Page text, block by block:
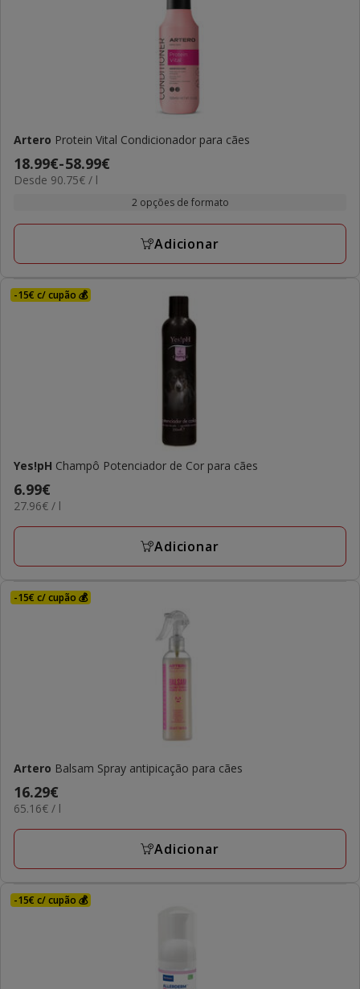
Artero Protein Vital Condicionador para cães
Preço
de
a
18.99€-58.99€
90.75€
Desde 90.75€ / l
2 opções de formato
Adicionar
-15€ c/ cupão 💰
Yes!pH Champô Potenciador de Cor para cães
Preço
6.99€
6.99€
27.96€
L
27.96€ / l
Adicionar
-15€ c/ cupão 💰
Artero Balsam Spray antipicação para cães
Preço
16.29€
16.29€
65.16€
L
65.16€ / l
Adicionar
-15€ c/ cupão 💰